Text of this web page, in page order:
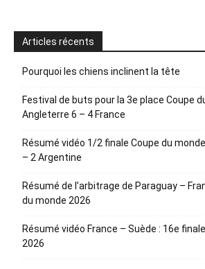
Articles récents
Pourquoi les chiens inclinent la tête
Festival de buts pour la 3e place Coupe
Angleterre 6 – 4 France
Résumé vidéo 1/2 finale Coupe du
– 2 Argentine
Résumé de l’arbitrage de Paraguay –
du monde 2026
Résumé vidéo France – Suède : 16e
2026